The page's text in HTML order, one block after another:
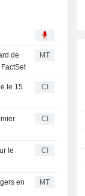
de
MT
le 15
CI
CI
le
CI
en
MT